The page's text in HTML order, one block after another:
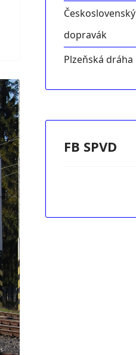
Československý
dopravák
Plzeňská dráha
FB SPVD